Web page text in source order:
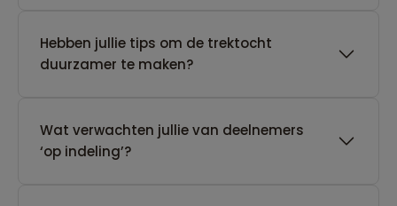
Hebben jullie tips om de trektocht
duurzamer te maken?
Wat verwachten jullie van deelnemers
‘op indeling’?